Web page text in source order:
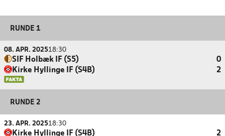
RUNDE 1
08. APR. 202518:30
SIF Holbæk IF (S5)
0
Kirke Hyllinge IF (S4B)
2
RUNDE 2
23. APR. 202518:30
Kirke Hyllinge IF (S4B)
2